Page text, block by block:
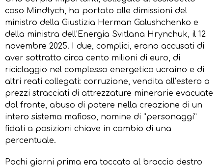
caso Mindtych, ha portato alle dimissioni del
ministro della Giustizia Herman Galushchenko e
della ministra dell’Energia Svitlana Hrynchuk, il 12
novembre 2025. I due, complici, erano accusati di
aver sottratto circa cento milioni di euro, di
riciclaggio nel complesso energetico ucraino e di
altri reati collegati: corruzione, vendita all’estero a
prezzi stracciati di attrezzature minerarie evacuate
dal fronte, abuso di potere nella creazione di un
intero sistema mafioso, nomine di “personaggi”
fidati a posizioni chiave in cambio di una
percentuale.
Pochi giorni prima era toccato al braccio destro